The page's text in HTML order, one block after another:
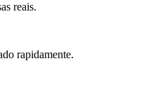
reais.
rapidamente.